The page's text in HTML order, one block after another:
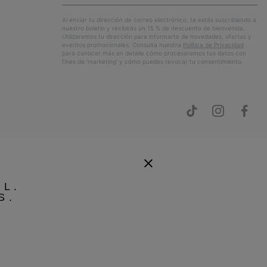
Al enviar tu dirección de correo electrónico, te estás suscribiendo a
nuestro boletín y recibirás un 15 % de descuento de bienvenida.
Utilizaremos tu dirección para informarte de novedades, ofertas y
eventos promocionales. Consulta nuestra Política de Privacidad
para conocer más en detalle cómo procesaremos tus datos con
fines de ’marketing’ y cómo puedes revocar tu consentimiento.